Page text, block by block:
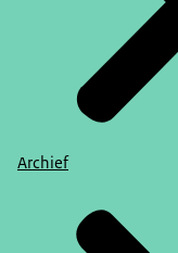
Archief